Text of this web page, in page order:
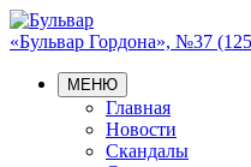
«Бульвар Гордона», №37
МЕНЮ
Главная
Новости
Скандалы